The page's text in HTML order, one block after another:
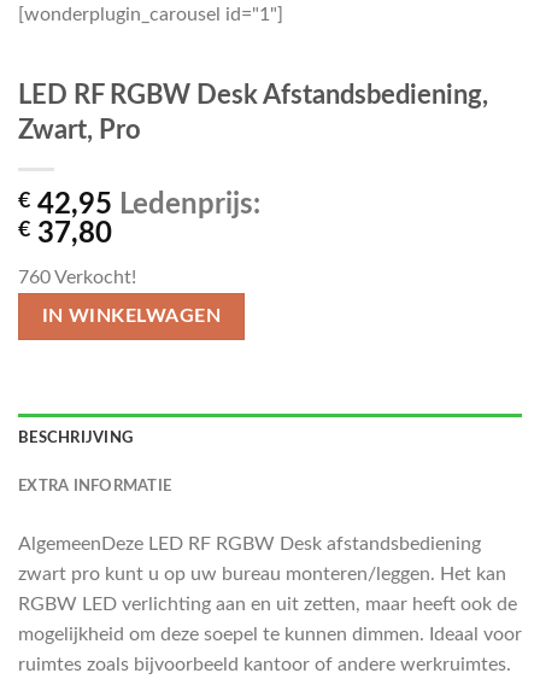
[wonderplugin_carousel id="1"]
LED RF RGBW Desk Afstandsbediening,
Zwart, Pro
€ 42,95 Ledenprijs:
€ 37,80
760Verkocht!
IN WINKELWAGEN
BESCHRIJVING
EXTRA INFORMATIE
AlgemeenDeze LED RF RGBW Desk afstandsbediening
zwart pro kunt u op uw bureau monteren/leggen. Het kan
RGBW LED verlichting aan en uit zetten, maar heeft ook de
mogelijkheid om deze soepel te kunnen dimmen. Ideaal voor
ruimtes zoals bijvoorbeeld kantoor of andere werkruimtes.